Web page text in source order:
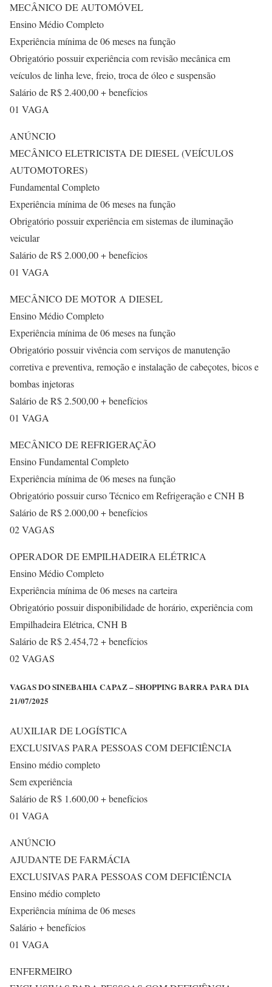
MECÂNICO DE AUTOMÓVEL
Ensino Médio Completo
Experiência mínima de 06 meses na função
Obrigatório possuir experiência com revisão mecânica em
veículos de linha leve, freio, troca de óleo e suspensão
Salário de R$ 2.400,00 + benefícios
01 VAGA
ANÚNCIO
MECÂNICO ELETRICISTA DE DIESEL (VEÍCULOS
AUTOMOTORES)
Fundamental Completo
Experiência mínima de 06 meses na função
Obrigatório possuir experiência em sistemas de iluminação
veicular
Salário de R$ 2.000,00 + benefícios
01 VAGA
MECÂNICO DE MOTOR A DIESEL
Ensino Médio Completo
Experiência mínima de 06 meses na função
Obrigatório possuir vivência com serviços de manutenção
corretiva e preventiva, remoção e instalação de cabeçotes, bicos e
bombas injetoras
Salário de R$ 2.500,00 + benefícios
01 VAGA
MECÂNICO DE REFRIGERAÇÃO
Ensino Fundamental Completo
Experiência mínima de 06 meses na função
Obrigatório possuir curso Técnico em Refrigeração e CNH B
Salário de R$ 2.000,00 + benefícios
02 VAGAS
OPERADOR DE EMPILHADEIRA ELÉTRICA
Ensino Médio Completo
Experiência mínima de 06 meses na carteira
Obrigatório possuir disponibilidade de horário, experiência com
Empilhadeira Elétrica, CNH B
Salário de R$ 2.454,72 + benefícios
02 VAGAS
VAGAS DO SINEBAHIA CAPAZ – SHOPPING BARRA PARA DIA
21/07/2025
AUXILIAR DE LOGÍSTICA
EXCLUSIVAS PARA PESSOAS COM DEFICIÊNCIA
Ensino médio completo
Sem experiência
Salário de R$ 1.600,00 + benefícios
01 VAGA
ANÚNCIO
AJUDANTE DE FARMÁCIA
EXCLUSIVAS PARA PESSOAS COM DEFICIÊNCIA
Ensino médio completo
Experiência mínima de 06 meses
Salário + benefícios
01 VAGA
ENFERMEIRO